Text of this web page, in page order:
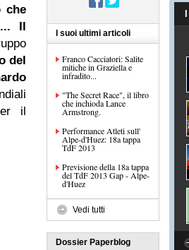
che
Il
del
il
I suoi ultimi articoli
Franco Cacciatori: Salite
mitiche in Graziella e
infradito...
"The Secret Race", il libro
che inchioda Lance
Armstrong.
Performance Atleti sull'
Alpe-d'Huez: 18a tappa
TdF 2013
Previsione della 18a tappa
del TdF 2013 Gap - Alpe-
d'Huez
Vedi tutti
Dossier Paperblog